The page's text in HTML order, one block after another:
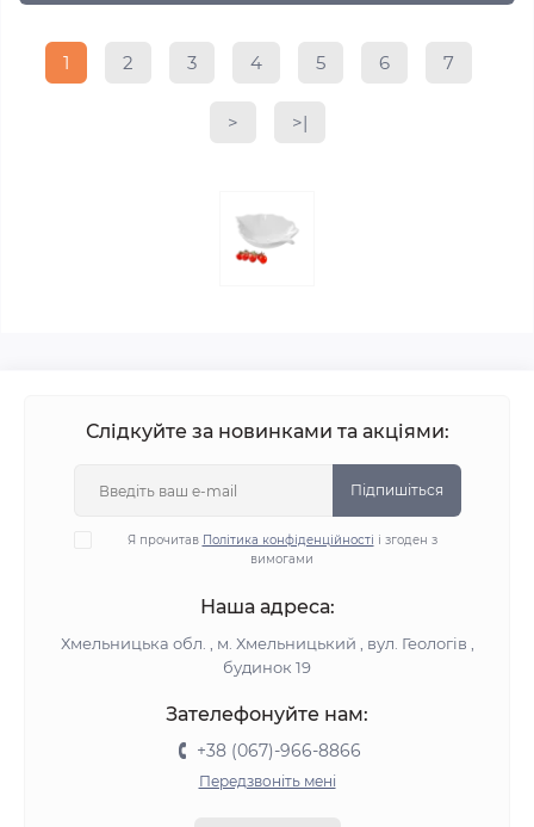
1 2 3 4 5 6 7
> >|
Слідкуйте за новинками та акціями:
Підпишіться
Я прочитав Політика конфіденційності і згоден з
вимогами
Наша адреса:
Хмельницька обл. , м. Хмельницький , вул. Геологів ,
будинок 19
Зателефонуйте нам:
+38 (067)-966-8866
Передзвоніть мені